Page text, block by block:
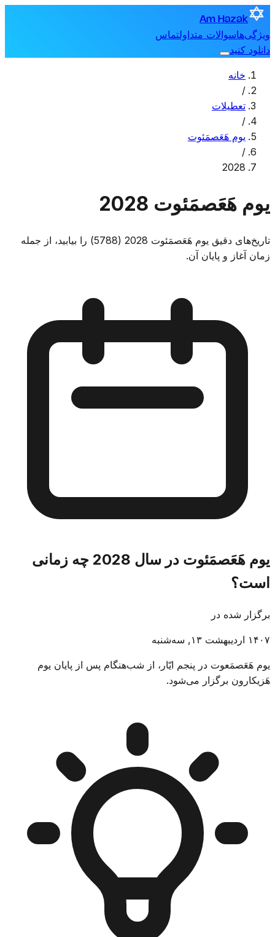
Am Hazak
ویژگی‌هاسوالات متداولتماس
دانلود کنید
خانه
/
تعطیلات
/
یوم هَعَصمَئوت
/
2028
یوم هَعَصمَئوت 2028
تاریخ‌های دقیق یوم هَعَصمَئوت 2028 (5788) را بیابید، از جمله
زمان آغاز و پایان آن.
یوم هَعَصمَئوت در سال 2028 چه زمانی
است؟
برگزار شده در
۱۴۰۷ اردیبهشت ۱۳, سه‌شنبه
یوم هَعَصمَعوت در پنجم ایّار، از شب‌هنگام پس از پایان یوم
هَزیکارون برگزار می‌شود.